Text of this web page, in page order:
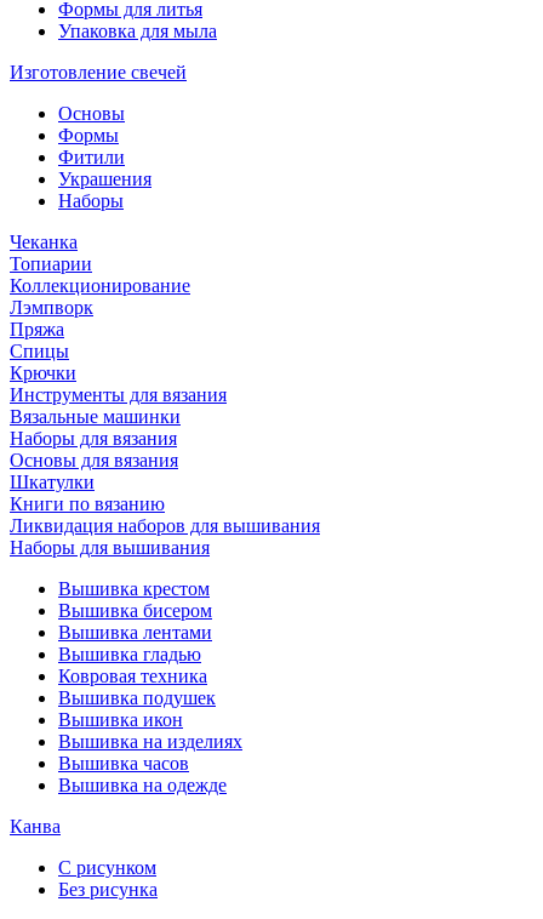
Формы для литья
Упаковка для мыла
Изготовление свечей
Основы
Формы
Фитили
Украшения
Наборы
Чеканка
Топиарии
Коллекционирование
Лэмпворк
Пряжа
Спицы
Крючки
Инструменты для вязания
Вязальные машинки
Наборы для вязания
Основы для вязания
Шкатулки
Книги по вязанию
Ликвидация наборов для вышивания
Наборы для вышивания
Вышивка крестом
Вышивка бисером
Вышивка лентами
Вышивка гладью
Ковровая техника
Вышивка подушек
Вышивка икон
Вышивка на изделиях
Вышивка часов
Вышивка на одежде
Канва
С рисунком
Без рисунка